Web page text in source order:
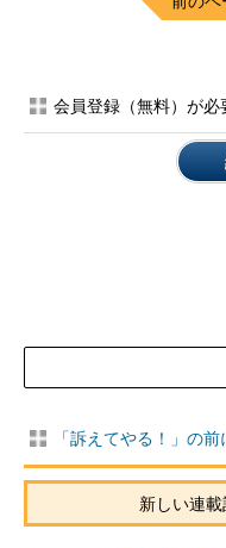
会員登録（無料）が必
「訴えてやる！」の
新しい連